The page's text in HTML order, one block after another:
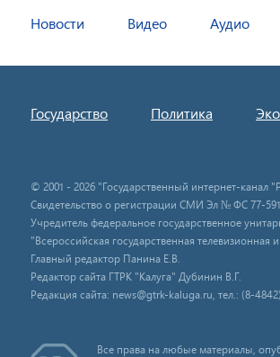
Новости Видео Аудио
Государство Политика
© 2001 - 2026 "Государственный интернет-канал
Свидетельство о регистрации СМИ Эл № ФС 77-
Учредитель федеральное государственное
"Всероссийская государственная
Главный редактор Панина Е.В.
Редактор сайта ГТРК "Калуга" Дубинин В.Г.
Редакция сайта: news@gtrk-kaluga.ru, тел.: (8-
Все права на любые материалы,